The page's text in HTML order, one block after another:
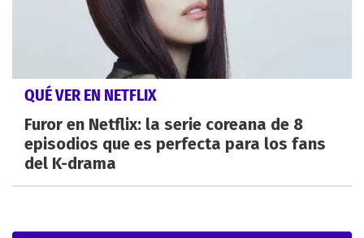
QUÉ VER EN NETFLIX
Furor en Netflix: la serie coreana de 8
episodios que es perfecta para los fans
del K-drama